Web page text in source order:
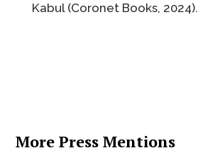
Kabul (Coronet Books, 2024).
More Press Mentions